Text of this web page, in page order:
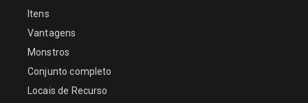
Itens
Vantagens
Monstros
Conjunto completo
Locais de Recurso